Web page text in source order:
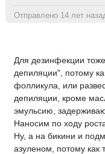
Отправлено 14 лет
Для дезинфекции
депиляции", потому
фолликула, или
депиляции, кроме
эмульсию,
Наносим по ходу
Ну, а на бикини и
азуленом, потому